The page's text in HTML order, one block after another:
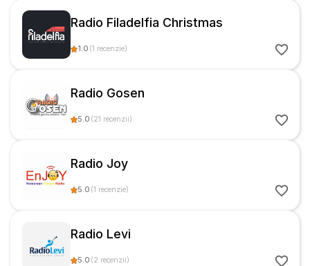
Radio Filadelfia Christmas
1.0 (1 recenzie)
Radio Gosen
5.0 (21 recenzii)
Radio Joy
5.0 (1 recenzie)
Radio Levi
5.0 (2 recenzii)